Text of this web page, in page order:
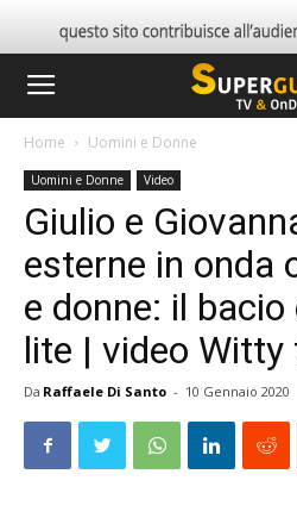
Home Uomini e Donne
Uomini e Donne Video
Giulio e
esterne in onda
e donne: il
lite | video Witty
Da Raffaele Di Santo - 10 Gennaio 2020